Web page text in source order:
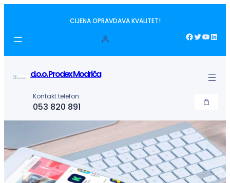
sadržaj
CIJENA OPRAVDAVA KVALITET!
Facebook Twitter YouTube LinkedIn
d.o.o. Prodex Modriča
Kontakt telefon:
053 820 891